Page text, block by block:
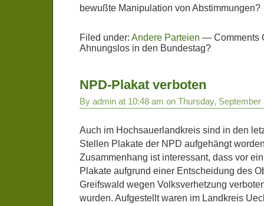
bewußte Manipulation von Abstimmungen?
Filed under: Andere Parteien — Comments
Ahnungslos in den Bundestag?
NPD-Plakat verboten
By admin at 10:48 am on Thursday, September
Auch im Hochsauerlandkreis sind in den
Stellen Plakate der NPD aufgehängt
Zusammenhang ist interessant, dass vor
Plakate aufgrund einer Entscheidung des
Greifswald wegen Volksverhetzung
wurden. Aufgestellt waren im Landkreis